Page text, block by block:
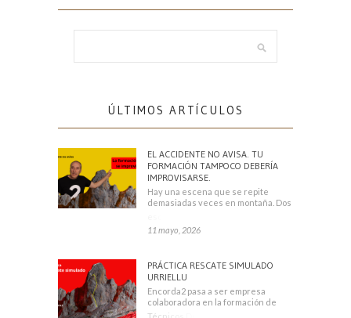
ÚLTIMOS ARTÍCULOS
EL ACCIDENTE NO AVISA. TU
FORMACIÓN TAMPOCO DEBERÍA
IMPROVISARSE.
Hay una escena que se repite
demasiadas veces en montaña. Dos
11 mayo, 2026
PRÁCTICA RESCATE SIMULADO
URRIELLU
Encorda2 pasa a ser empresa
colaboradora en la formación de
Técnicos Deportivos